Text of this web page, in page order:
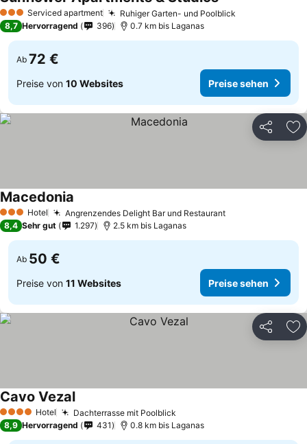
3 SterneServiced apartment Ruhiger Garten- und Poolblick
8,7 Hervorragend 396 0.7 km bis Laganas
Ab 72 €
Preise von 10 Websites Preise sehen
Teilen
3 SterneHotel Angrenzendes Delight Bar und Restaurant
Macedonia
8,4 Sehr gut 1.297 2.5 km bis Laganas
Ab 50 €
Preise von 11 Websites Preise sehen
Teilen
4 Sterne Hotel Dachterrasse mit Poolblick
Cavo Vezal
8,9 Hervorragend 431 0.8 km bis Laganas